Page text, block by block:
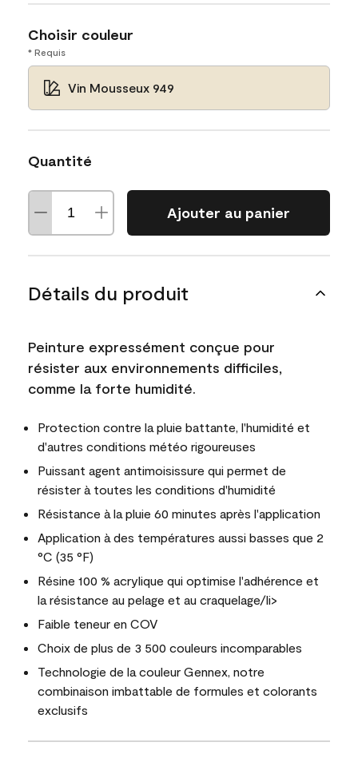
Choisir couleur
* Requis
Vin Mousseux 949
Quantité
Ajouter au panier
Détails du produit
Peinture expressément conçue pour
résister aux environnements difficiles,
comme la forte humidité.
Protection contre la pluie battante, l'humidité et
d'autres conditions météo rigoureuses
Puissant agent antimoisissure qui permet de
résister à toutes les conditions d'humidité
Résistance à la pluie 60 minutes après l'application
Application à des températures aussi basses que 2
°C (35 °F)
Résine 100 % acrylique qui optimise l'adhérence et
la résistance au pelage et au craquelage/li>
Faible teneur en COV
Choix de plus de 3 500 couleurs incomparables
Technologie de la couleur Gennex, notre
combinaison imbattable de formules et colorants
exclusifs